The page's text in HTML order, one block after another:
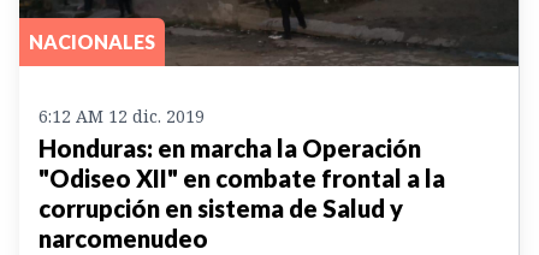
NACIONALES
6:12 AM 12 dic. 2019
Honduras: en marcha la Operación
"Odiseo XII" en combate frontal a la
corrupción en sistema de Salud y
narcomenudeo